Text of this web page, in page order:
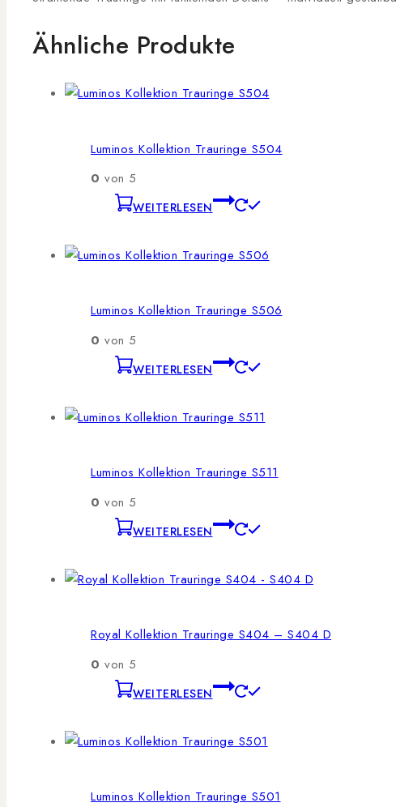
Ähnliche Produkte
Luminos Kollektion Trauringe S504
0 von 5
WEITERLESEN
Luminos Kollektion Trauringe S506
0 von 5
WEITERLESEN
Luminos Kollektion Trauringe S511
0 von 5
WEITERLESEN
Royal Kollektion Trauringe S404 – S404 D
0 von 5
WEITERLESEN
Luminos Kollektion Trauringe S501